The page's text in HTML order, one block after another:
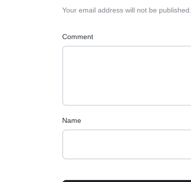
Your email address will not be published.
Comment
Name